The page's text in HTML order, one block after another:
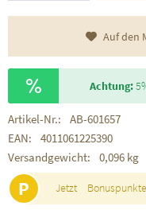
Auf den
Achtung:
Artikel-Nr.:
AB-601657
EAN:
4011061225390
Versandgewicht:
0,096 kg
P Jetzt